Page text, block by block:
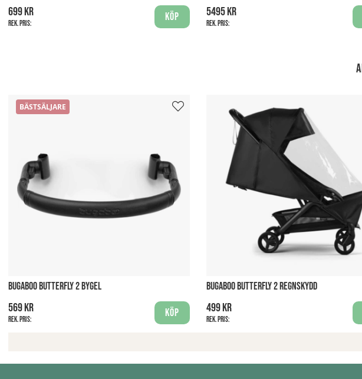
699 kr
Rek. pris:
Köp 5495 kr
Rek. pris:
BÄSTSÄLJARE
BUGABOO BUTTERFLY 2 BYGEL
569 kr
Rek. pris:
Köp
BUGABOO BUTTERFLY 2 REGNSKYDD
499 kr
Rek. pris: